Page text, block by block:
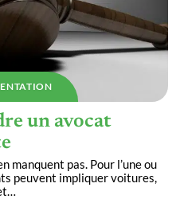
un avocat
manquent pas. Pour l’une ou
peuvent impliquer voitures,